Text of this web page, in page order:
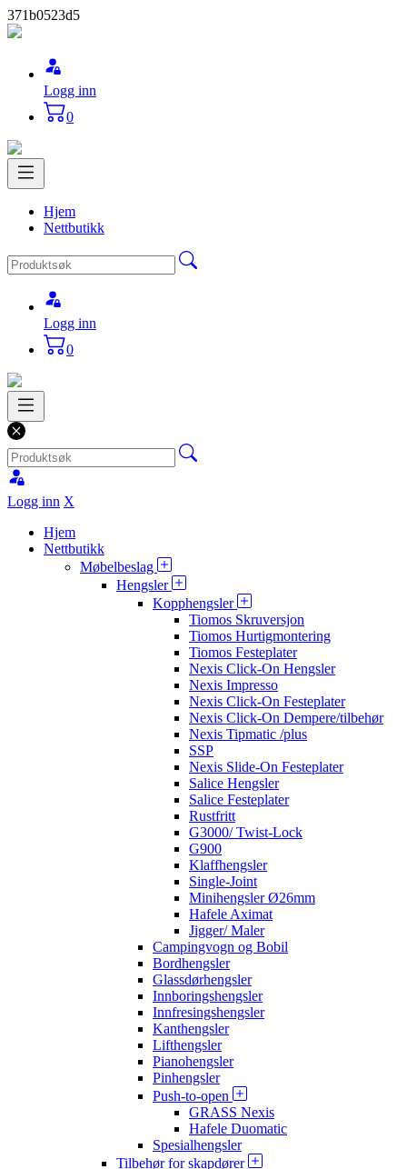
371b0523d5
Logg inn
0
Hjem
Nettbutikk
Logg inn
0
Logg inn X
Hjem
Nettbutikk
Møbelbeslag
Hengsler
Kopphengsler
Tiomos Skruversjon
Tiomos Hurtigmontering
Tiomos Festeplater
Nexis Click-On Hengsler
Nexis Impresso
Nexis Click-On Festeplater
Nexis Click-On Dempere/tilbehør
Nexis Tipmatic /plus
SSP
Nexis Slide-On Festeplater
Salice Hengsler
Salice Festeplater
Rustfritt
G3000/ Twist-Lock
G900
Klaffhengsler
Single-Joint
Minihengsler Ø26mm
Hafele Aximat
Jigger/ Maler
Campingvogn og Bobil
Bordhengsler
Glassdørhengsler
Innboringshengsler
Innfresingshengsler
Kanthengsler
Lifthengsler
Pianohengsler
Pinhengsler
Push-to-open
GRASS Nexis
Hafele Duomatic
Spesialhengsler
Tilbehør for skapdører